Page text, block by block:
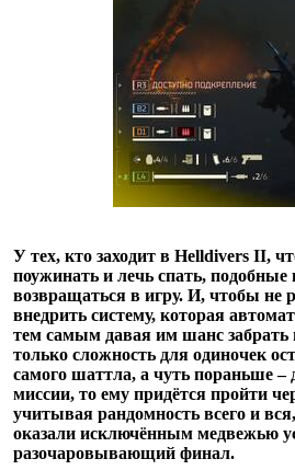
У тех, кто заходит в Helldivers II,
поужинать и лечь спать,
возвращаться в игру. И, чтобы не
внедрить систему, которая
тем самым давая им шанс
только сложность для одиночек
самого шаттла, а чуть пораньше –
миссии, то ему придётся пройти
учитывая рандомность всего и
оказали исключённым медвежью
разочаровывающий финал.